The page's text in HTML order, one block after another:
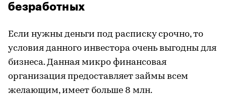
безработных
Если нужны деньги под расписку срочно, то
условия данного инвестора очень выгодны для
бизнеса. Данная микро финансовая
организация предоставляет займы всем
желающим, имеет больше 8 млн.